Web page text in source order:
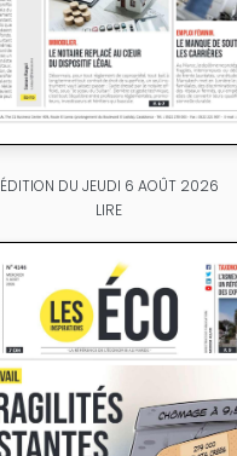
ÉDITION DU JEUDI 6 AOÛT 2026
LIRE